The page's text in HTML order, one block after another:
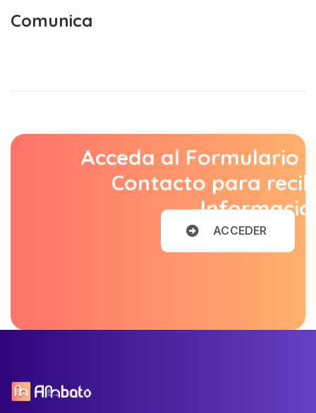
Comunica
Acceda al Formulario
Contacto para
ACCEDER